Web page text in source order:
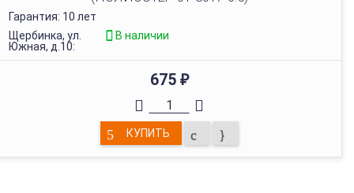
Гарантия: 10 лет
Щербинка, ул.
Южная, д.10:
В наличии
675 ₽
КУПИТЬ